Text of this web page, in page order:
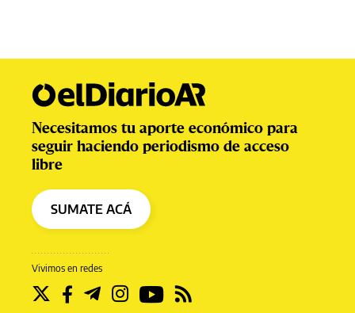
Vivimos en redes
Necesitamos tu aporte económico para
seguir haciendo periodismo de acceso
libre
SUMATE ACÁ